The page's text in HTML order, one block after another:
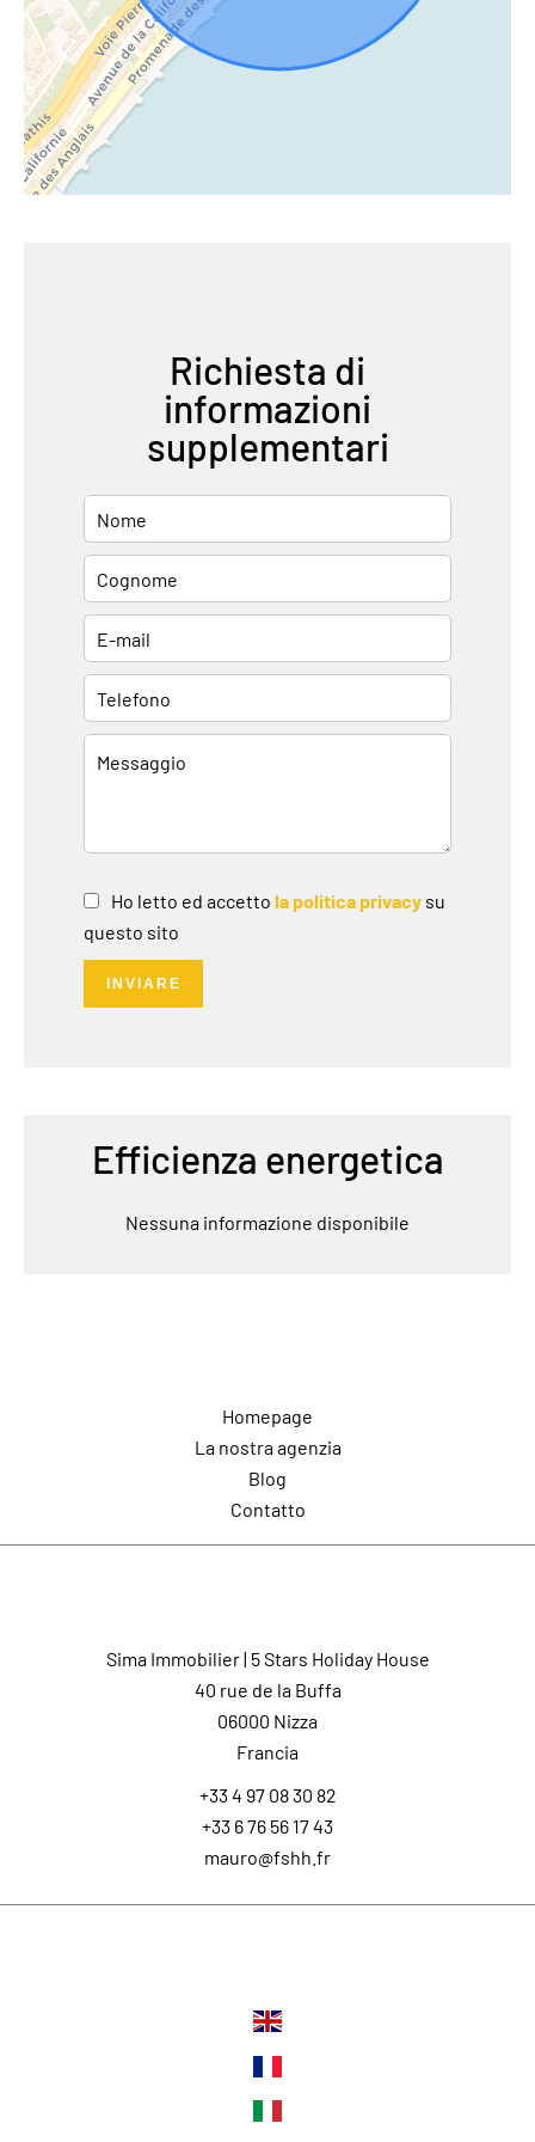
Richiesta di
informazioni
supplementari
Ho letto ed accetto la politica privacy su
questo sito
INVIARE
Efficienza energetica
Nessuna informazione disponibile
Homepage
La nostra agenzia
Blog
Contatto
Sima Immobilier | 5 Stars Holiday House
40 rue de la Buffa
06000 Nizza
Francia
+33 4 97 08 30 82
+33 6 76 56 17 43
mauro@fshh.fr